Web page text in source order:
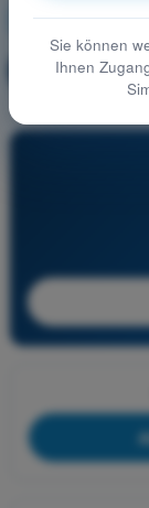
🔒
Sie können
Ihnen